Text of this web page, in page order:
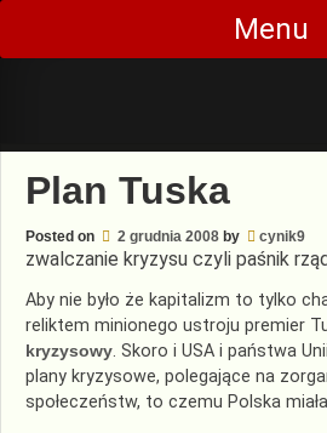
Skip
content
Menu
Plan Tuska
Posted on 2 grudnia 2008 by cynik9
zwalczanie kryzysu czyli paśnik
Aby nie było że kapitalizm to tylko
reliktem minionego ustroju premier
kryzysowy. Skoro i USA i państwa
plany kryzysowe, polegające na
społeczeństw, to czemu Polska